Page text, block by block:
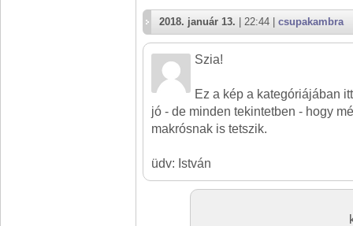
2018. január 13. | 22:44 | csupakambra
Szia!
Ez a kép a kategóriájában
jó - de minden tekintetben - hogy
makrósnak is tetszik.
üdv: István